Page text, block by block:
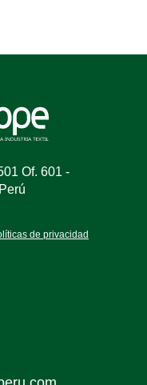
Of. 601 -
de privacidad